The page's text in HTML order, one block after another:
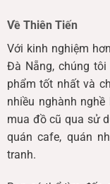
Về Thiên Tiến
Với kinh nghiệm hơn
Đà Nẵng, chúng
phẩm tốt nhất và
nhiều nghành
mua đồ cũ qua sử
quán cafe, quán
tranh.